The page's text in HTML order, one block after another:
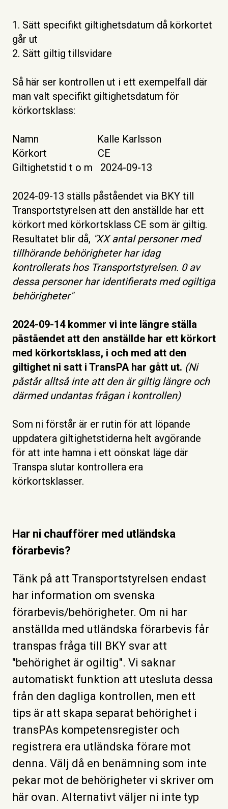
1. Sätt specifikt giltighetsdatum då körkortet
går ut
2. Sätt giltig tillsvidare
Så här ser kontrollen ut i ett exempelfall där
man valt specifikt giltighetsdatum för
körkortsklass:
Namn Kalle Karlsson
Körkort CE
Giltighetstid t o m 2024-09-13
2024-09-13 ställs påståendet via BKY till
Transportstyrelsen att den anställde har ett
körkort med körkortsklass CE som är giltig.
Resultatet blir då, "XX antal personer med
tillhörande behörigheter har idag
kontrollerats hos Transportstyrelsen. 0 av
dessa personer har identifierats med ogiltiga
behörigheter"
2024-09-14 kommer vi inte längre ställa
påståendet att den anställde har ett körkort
med körkortsklass, i och med att den
giltighet ni satt i TransPA har gått ut. (Ni
påstår alltså inte att den är giltig längre och
därmed undantas frågan i kontrollen)
Som ni förstår är er rutin för att löpande
uppdatera giltighetstiderna helt avgörande
för att inte hamna i ett oönskat läge där
Transpa slutar kontrollera era
körkortsklasser.
Har ni chaufförer med utländska
förarbevis?
Tänk på att Transportstyrelsen endast
har information om svenska
förarbevis/behörigheter. Om ni har
anställda med utländska förarbevis får
transpas fråga till BKY svar att
"behörighet är ogiltig". Vi saknar
automatiskt funktion att utesluta dessa
från den dagliga kontrollen, men ett
tips är att skapa separat behörighet i
transPAs kompetensregister och
registrera era utländska förare mot
denna. Välj då en benämning som inte
pekar mot de behörigheter vi skriver om
här ovan. Alternativt väljer ni inte typ